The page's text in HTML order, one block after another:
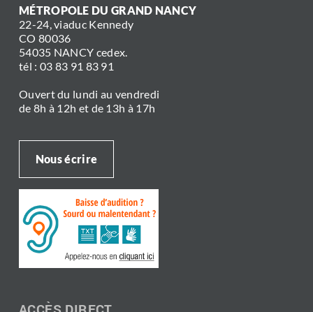
MÉTROPOLE DU GRAND NANCY
22-24, viaduc Kennedy
CO 80036
54035 NANCY cedex.
tél : 03 83 91 83 91
Ouvert du lundi au vendredi
de 8h à 12h et de 13h à 17h
Nous écrire